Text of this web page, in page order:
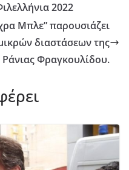
2022
Μπλε” παρουσιάζει
διαστάσεων της
Ράνιας Φραγκουλίδου.